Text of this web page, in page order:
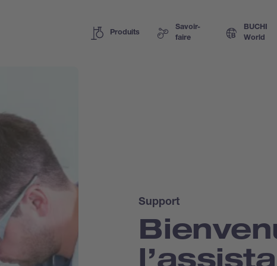
Produits
Savoir-
faire
BUCHI
World
Support